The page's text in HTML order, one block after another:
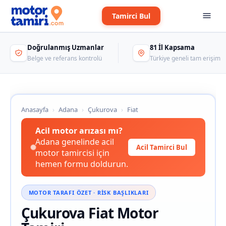
Tamirci Bul
Doğrulanmış Uzmanlar
Belge ve referans kontrolü
81 İl Kapsama
Türkiye geneli tam erişim
Anasayfa › Adana › Çukurova › Fiat
Acil motor arızası mı?
Adana genelinde acil
motor tamircisi için
hemen formu doldurun.
Acil Tamirci Bul
MOTOR TARAFI ÖZET · RISK BAŞLIKLARI
Çukurova Fiat Motor